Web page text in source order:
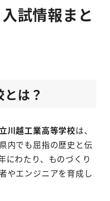
試情報まと
は？
川越工業高等学校は、
内でも屈指の歴史と伝
にわたり、ものづくり
やエンジニアを育成し